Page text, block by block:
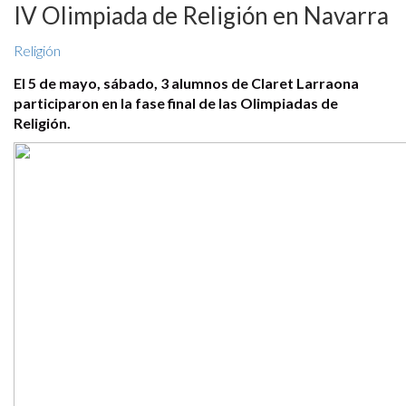
IV Olimpiada de Religión en Navarra
Religión
El 5 de mayo, sábado, 3 alumnos de Claret Larraona
participaron en la fase final de las Olimpiadas de
Religión.